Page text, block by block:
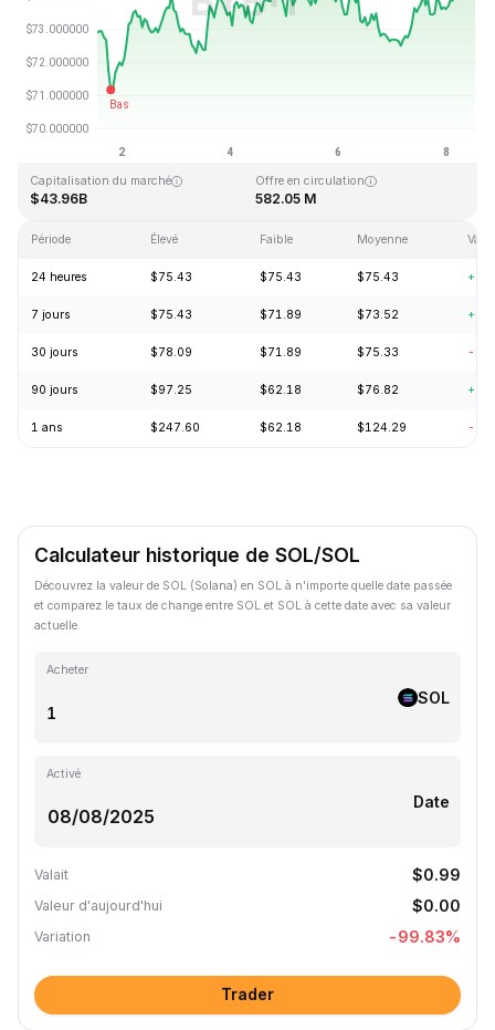
Dernière mise à jour : 2026-08-08, 12:11 GMT+0
Plus haut niveau historique
Capitalisation du marché
$43.96B
Offre en circulation
582.05 M
Période Élevé Faible Moyenne
24 heures $75.43 $75.43 $75.43
7 jours $75.43 $71.89 $73.52
30 jours $78.09 $71.89 $75.33 -
90 jours $97.25 $62.18 $76.82
1 ans $247.60 $62.18 $124.29 -
Calculateur historique de SOL/SOL
Découvrez la valeur de SOL (Solana) en SOL à n'importe quelle date passée
et comparez le taux de change entre SOL et SOL à cette date avec sa valeur
actuelle.
Acheter
SOL
Activé
Date
Valait $0.99
Valeur d'aujourd'hui $0.00
Variation -99.83%
Trader